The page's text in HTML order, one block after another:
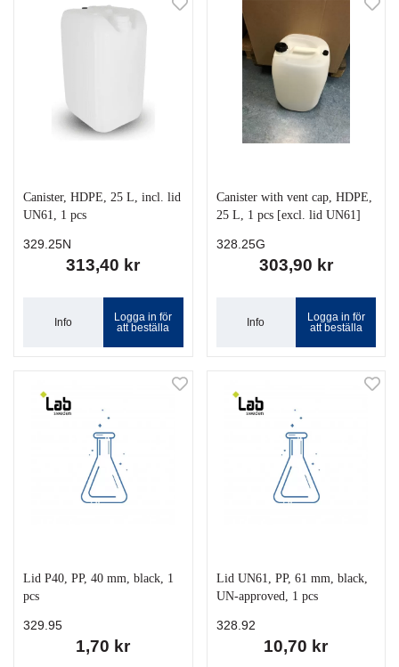
Canister, HDPE, 25 L, incl. lid
UN61, 1 pcs
329.25N
313,40 kr
Info
Logga in för
att beställa
Canister with vent cap, HDPE,
25 L, 1 pcs [excl. lid UN61]
328.25G
303,90 kr
Info
Logga in för
att beställa
Lid P40, PP, 40 mm, black, 1
pcs
329.95
1,70 kr
Lid UN61, PP, 61 mm, black,
UN-approved, 1 pcs
328.92
10,70 kr